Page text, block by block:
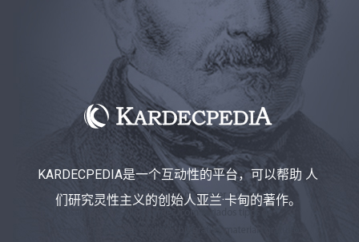
KARDECPEDIA是一个互动性的平台，可以帮助 人
们研究灵性主义的创始人亚兰·卡甸的著作。